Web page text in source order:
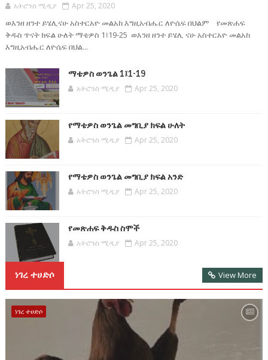
አትሮንስ ሚዲያ Apr 25, 2020
ወእንዘ ዘንተ ይሄሊናሁ አስተርአዮ መልአከ እግዚአብሔር ለዮሴፍ በህልም የመጽሐፍ
ቅዱስ ጥናት ክፍል ሁለት ማቴዎስ 1፤19-25 ወእንዘ ዘንተ ይሄሊ ናሁ አስተርአዮ መልአከ
እግዚአብሔር ለዮሴፍ በህል...
ማቴዎስ ወንጌል 1፤1-19
አትሮንስ ሚዲያ
Apr 25, 2020
የማቴዎስ ወንጌል መግቢያ ክፍል ሁለት
አትሮንስ ሚዲያ
Apr 25, 2020
የማቴዎስ ወንጌል መግቢያ ክፍል አንድ
አትሮንስ ሚዲያ
Apr 25, 2020
የመጽሐፍ ቅዱስ ስሞች
አትሮንስ ሚዲያ
Apr 25, 2020
ነገረ ተሀድሶ View More
ነገረ ተሀድሶ